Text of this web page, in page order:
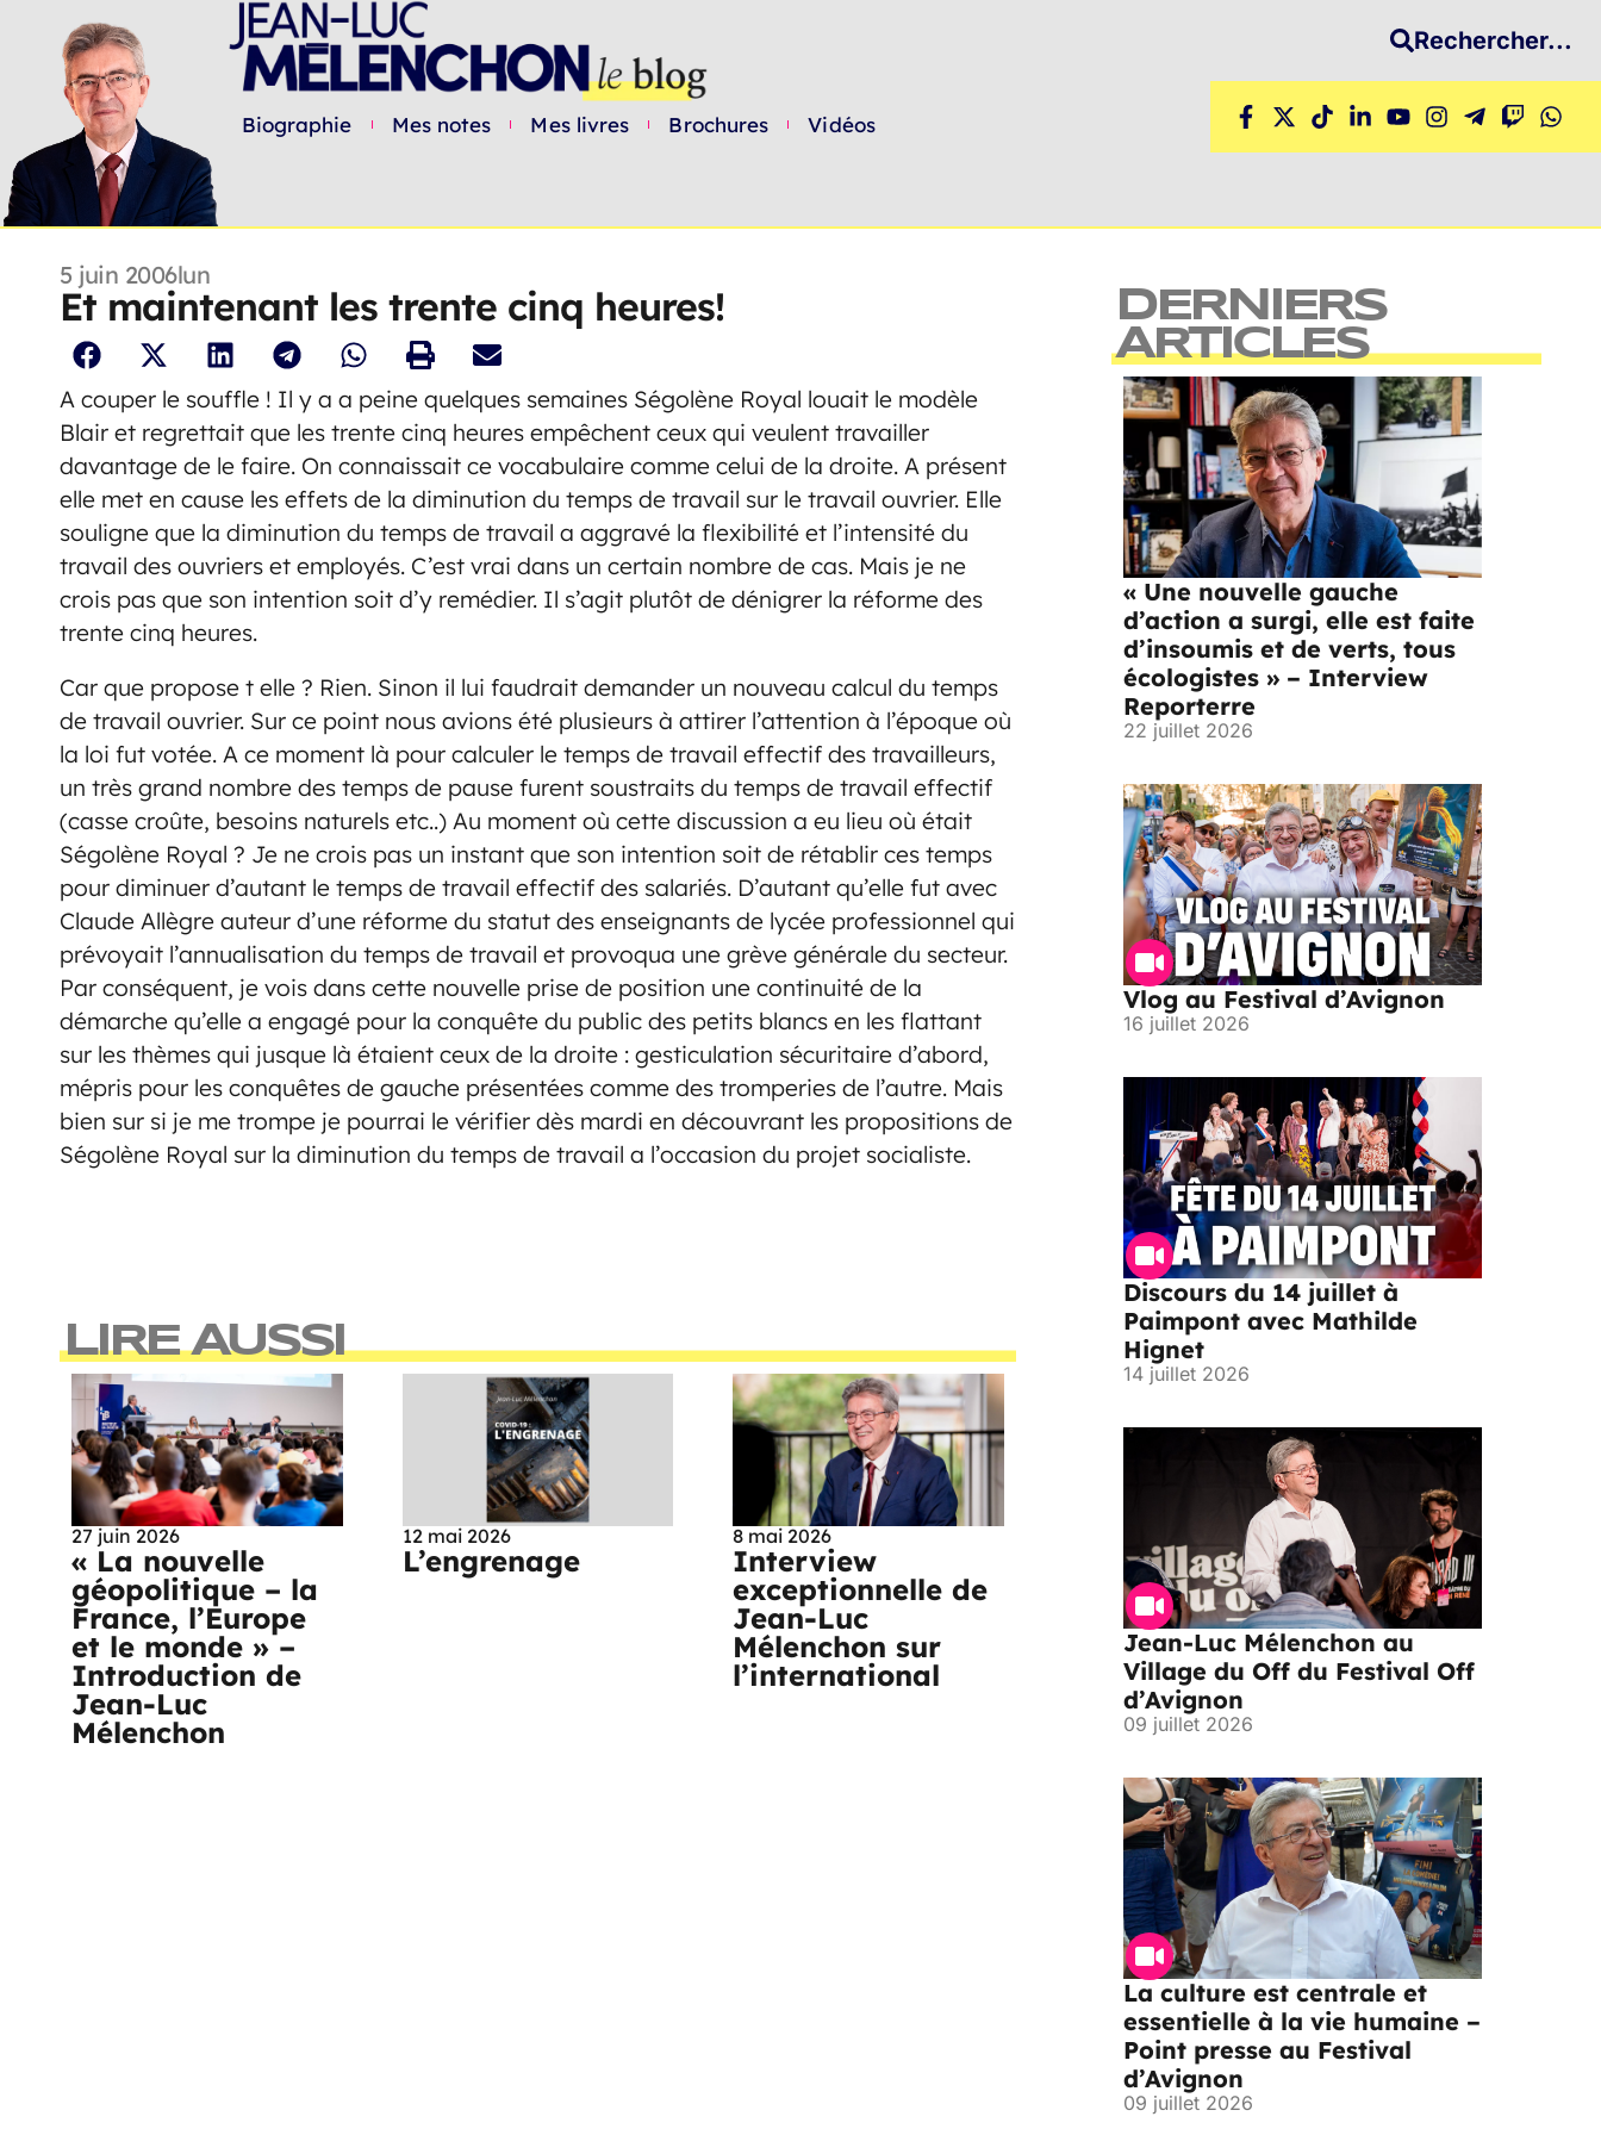
Biographie Mes notes Mes livres Brochures Vidéos
Rechercher...
5 juin 2006lun
Et maintenant les trente cinq heures!
A couper le souffle ! Il y a a peine quelques semaines Ségolène Royal louait le modèle
Blair et regrettait que les trente cinq heures empêchent ceux qui veulent travailler
davantage de le faire. On connaissait ce vocabulaire comme celui de la droite. A présent
elle met en cause les effets de la diminution du temps de travail sur le travail ouvrier. Elle
souligne que la diminution du temps de travail a aggravé la flexibilité et l’intensité du
travail des ouvriers et employés. C’est vrai dans un certain nombre de cas. Mais je ne
crois pas que son intention soit d’y remédier. Il s’agit plutôt de dénigrer la réforme des
trente cinq heures.
Car que propose t elle ? Rien. Sinon il lui faudrait demander un nouveau calcul du temps
de travail ouvrier. Sur ce point nous avions été plusieurs à attirer l’attention à l’époque où
la loi fut votée. A ce moment là pour calculer le temps de travail effectif des travailleurs,
un très grand nombre des temps de pause furent soustraits du temps de travail effectif
(casse croûte, besoins naturels etc..) Au moment où cette discussion a eu lieu où était
Ségolène Royal ? Je ne crois pas un instant que son intention soit de rétablir ces temps
pour diminuer d’autant le temps de travail effectif des salariés. D’autant qu’elle fut avec
Claude Allègre auteur d’une réforme du statut des enseignants de lycée professionnel qui
prévoyait l’annualisation du temps de travail et provoqua une grève générale du secteur.
Par conséquent, je vois dans cette nouvelle prise de position une continuité de la
démarche qu’elle a engagé pour la conquête du public des petits blancs en les flattant
sur les thèmes qui jusque là étaient ceux de la droite : gesticulation sécuritaire d’abord,
mépris pour les conquêtes de gauche présentées comme des tromperies de l’autre. Mais
bien sur si je me trompe je pourrai le vérifier dès mardi en découvrant les propositions de
Ségolène Royal sur la diminution du temps de travail a l’occasion du projet socialiste.
LIRE AUSSI
27 juin 2026
« La nouvelle
géopolitique – la
France, l’Europe
et le monde » –
Introduction de
Jean-Luc
Mélenchon
12 mai 2026
L’engrenage
8 mai 2026
Interview
exceptionnelle de
Jean-Luc
Mélenchon sur
l’international
DERNIERS
ARTICLES
« Une nouvelle gauche
d’action a surgi, elle est faite
d’insoumis et de verts, tous
écologistes » – Interview
Reporterre
22 juillet 2026
Vlog au Festival d’Avignon
16 juillet 2026
Discours du 14 juillet à
Paimpont avec Mathilde
Hignet
14 juillet 2026
Jean-Luc Mélenchon au
Village du Off du Festival Off
d’Avignon
09 juillet 2026
La culture est centrale et
essentielle à la vie humaine –
Point presse au Festival
d’Avignon
09 juillet 2026